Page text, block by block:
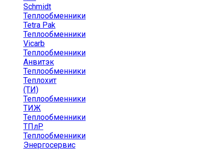
Schmidt
Теплообменники
Tetra Pak
Теплообменники
Vicarb
Теплообменники
Анвитэк
Теплообменники
Теплохит
(ТИ)
Теплообменники
ТИЖ
Теплообменники
ТПлР
Теплообменники
Энергосервис